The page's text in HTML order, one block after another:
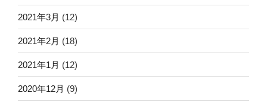
2021年3月 (12)
2021年2月 (18)
2021年1月 (12)
2020年12月 (9)